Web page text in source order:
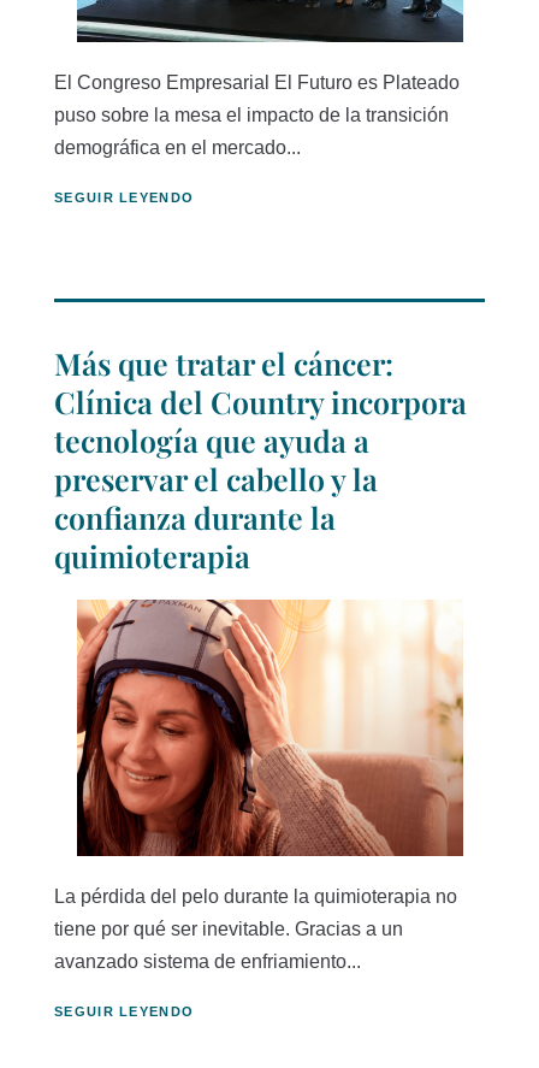
El Congreso Empresarial El Futuro es Plateado
puso sobre la mesa el impacto de la transición
demográfica en el mercado...
SEGUIR LEYENDO
Más que tratar el cáncer:
Clínica del Country incorpora
tecnología que ayuda a
preservar el cabello y la
confianza durante la
quimioterapia
La pérdida del pelo durante la quimioterapia no
tiene por qué ser inevitable. Gracias a un
avanzado sistema de enfriamiento...
SEGUIR LEYENDO